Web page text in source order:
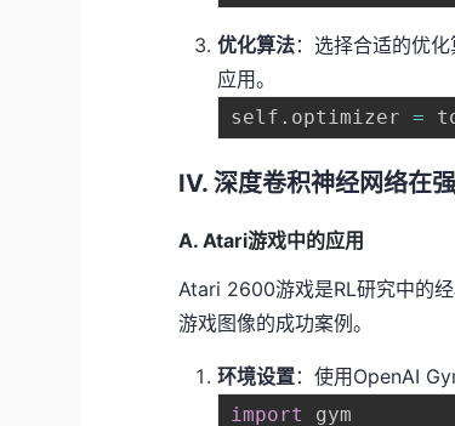
优化算法：选择合适的优
应用。
self . optimizer =
IV. 深度卷积神经网络在
A. Atari游戏中的应用
Atari 2600游戏是RL研究中的
游戏图像的成功案例。
环境设置：使用OpenAI
import